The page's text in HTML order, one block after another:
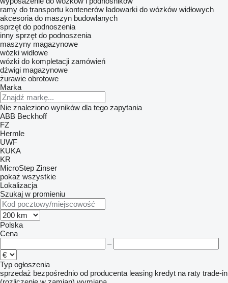
ramy do transportu kontenerów ładowarki do wózków widłowych
akcesoria do maszyn budowlanych
sprzęt do podnoszenia
inny sprzęt do podnoszenia
maszyny magazynowe
wózki widłowe
wózki do kompletacji zamówień
dźwigi magazynowe
żurawie obrotowe
Marka
Nie znaleziono wyników dla tego zapytania
ABB Beckhoff
FZ
Hermle
UWF
KUKA
KR
MicroStep Zinser
pokaż wszystkie
Lokalizacja
Szukaj w promieniu
Polska
Cena
–
Typ ogłoszenia
sprzedaż bezpośrednio od producenta leasing kredyt na raty trade-in